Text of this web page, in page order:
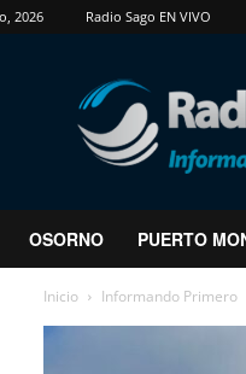
2026 Radio Sago EN VIVO
RadioSago
OSORNO PUERTO
Inicio Informando Primero